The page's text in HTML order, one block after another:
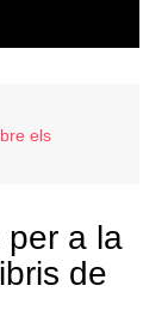
els
per a la
de